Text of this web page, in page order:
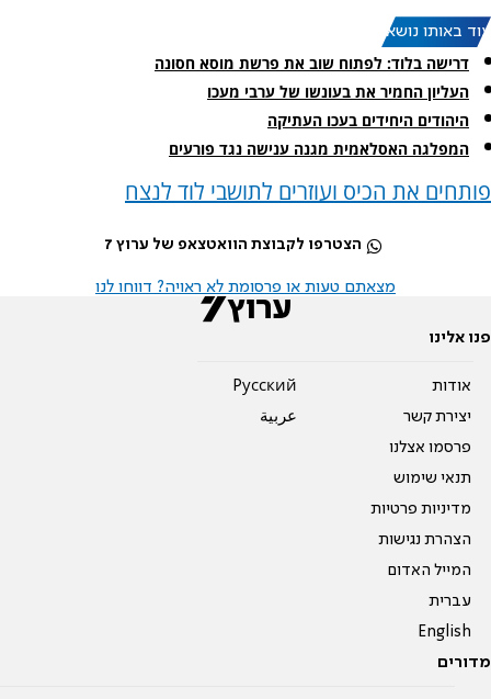
עוד באותו נושא:
דרישה בלוד: לפתוח שוב את פרשת מוסא חסונה
העליון החמיר את בעונשו של ערבי מעכו
היהודים היחידים בעכו העתיקה
המפלגה האסלאמית מגנה ענישה נגד פורעים
פותחים את הכיס ועוזרים לתושבי לוד לנצח
הצטרפו לקבוצת הוואטצאפ של ערוץ 7
מצאתם טעות או פרסומת לא ראויה? דווחו לנו
פנו אלינו
אודות
יצירת קשר
פרסמו אצלנו
תנאי שימוש
מדיניות פרטיות
הצהרת נגישות
המייל האדום
עברית
English
Pусский
عربية
מדורים